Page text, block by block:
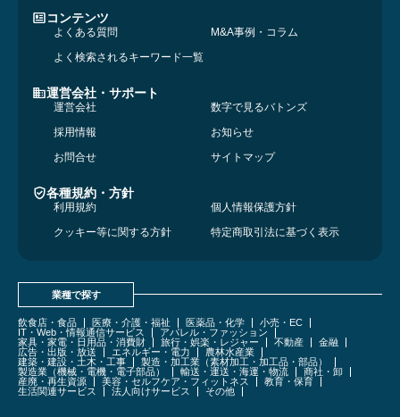
コンテンツ
よくある質問
M&A事例・コラム
よく検索されるキーワード一覧
運営会社・サポート
運営会社
数字で見るバトンズ
採用情報
お知らせ
お問合せ
サイトマップ
各種規約・方針
利用規約
個人情報保護方針
クッキー等に関する方針
特定商取引法に基づく表示
業種で探す
飲食店・食品 医療・介護・福祉 医薬品・化学
小売・EC
IT・Web・情報通信サービス
アパレル・ファッション
家具・家電・日用品・消費財
旅行・娯楽・レジャー 不動産
金融
広告・出版・放送
エネルギー・電力
農林水産業
建築・建設・土木・工事
製造・加工業（素材加工・加工品・部品）
製造業（機械・電機・電子部品）
輸送・運送・海運・物流
商社・卸
産廃・再生資源
美容・セルフケア・フィットネス
教育・保育
生活関連サービス
法人向けサービス その他